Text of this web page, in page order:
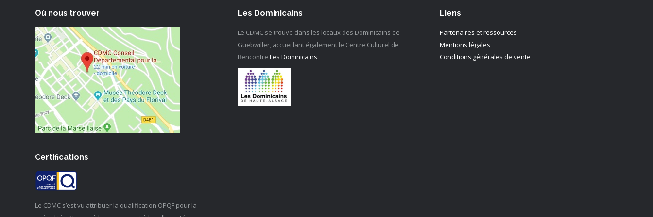
Où nous trouver Les Dominicains
Le CDMC se trouve dans les locaux des Dominicains de
Guebwiller, accueillant également le Centre Culturel de
Rencontre Les Dominicains.
Liens
Partenaires et ressources
Mentions légales
Conditions générales de vente
Certifications
Le CDMC s’est vu attribuer la qualification OPQF pour la